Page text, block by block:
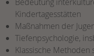
Kindertagesstätten
Maßnahmen der
Tiefenpsychologie,
Klassische Methoden